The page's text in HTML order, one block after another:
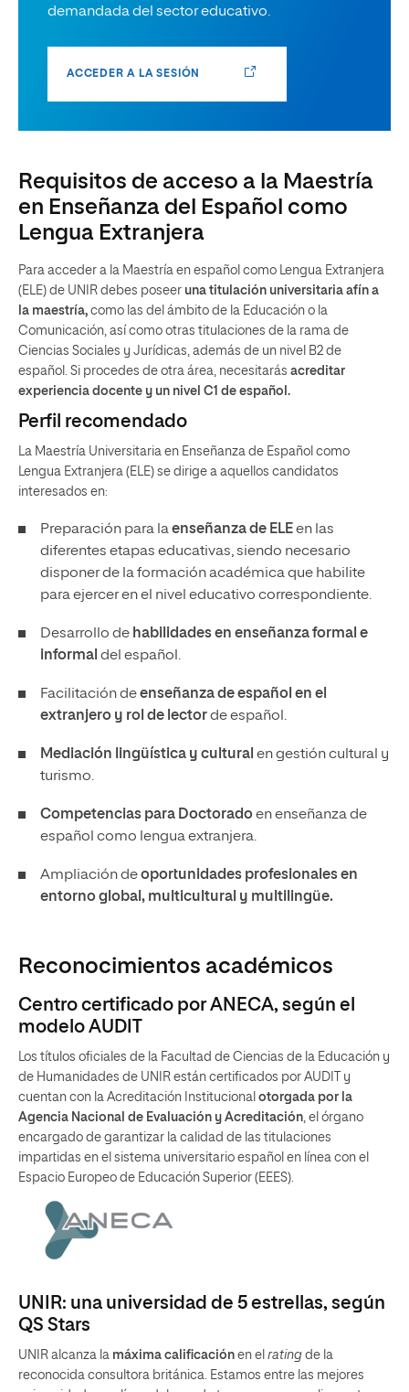
demandada del sector educativo.
ACCEDER A LA SESIÓN
Requisitos de acceso a la Maestría
en Enseñanza del Español como
Lengua Extranjera
Para acceder a la Maestría en español como Lengua Extranjera
(ELE) de UNIR debes poseer una titulación universitaria afín a
la maestría, como las del ámbito de la Educación o la
Comunicación, así como otras titulaciones de la rama de
Ciencias Sociales y Jurídicas, además de un nivel B2 de
español. Si procedes de otra área, necesitarás acreditar
experiencia docente y un nivel C1 de español.
Perfil recomendado
La Maestría Universitaria en Enseñanza de Español como
Lengua Extranjera (ELE) se dirige a aquellos candidatos
interesados en:
Preparación para laenseñanza de ELEen las
diferentes etapas educativas, siendo necesario
disponer de la formación académica que habilite
para ejercer en el nivel educativo correspondiente.
Desarrollo de habilidades en enseñanza formal e
informal del español.
Facilitación deenseñanza de español en el
extranjero y rol de lectorde español.
Mediación lingüística y cultural en gestión cultural y
turismo.
Competencias para Doctoradoen enseñanza de
español como lengua extranjera.
Ampliación deoportunidades profesionales en
entorno global, multicultural y multilingüe.
Reconocimientos académicos
Centro certificado por ANECA, según el
modelo AUDIT
Los títulos oficiales de la Facultad de Ciencias de la Educación y
de Humanidades de UNIR están certificados por AUDIT y
cuentan con la Acreditación Institucional otorgada por la
Agencia Nacional de Evaluación y Acreditación, el órgano
encargado de garantizar la calidad de las titulaciones
impartidas en el sistema universitario español en línea con el
Espacio Europeo de Educación Superior (EEES).
UNIR: una universidad de 5 estrellas, según
QS Stars
UNIR alcanza la máxima calificación en el rating de la
reconocida consultora británica. Estamos entre las mejores